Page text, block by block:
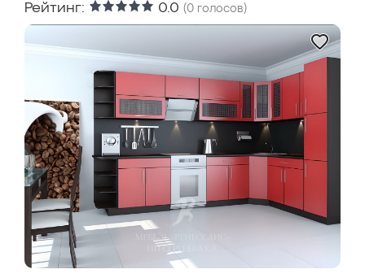
Рейтинг: 0.0 (0 голосов)